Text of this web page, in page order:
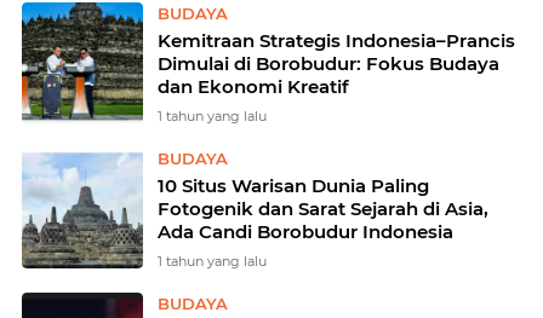
BUDAYA
Kemitraan Strategis Indonesia–Prancis
Dimulai di Borobudur: Fokus Budaya
dan Ekonomi Kreatif
1 tahun yang lalu
BUDAYA
10 Situs Warisan Dunia Paling
Fotogenik dan Sarat Sejarah di Asia,
Ada Candi Borobudur Indonesia
1 tahun yang lalu
BUDAYA